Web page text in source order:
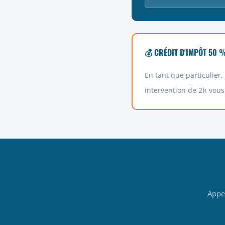
💰 CRÉDIT D'IMPÔT 50
En tant que
intervention de 2h